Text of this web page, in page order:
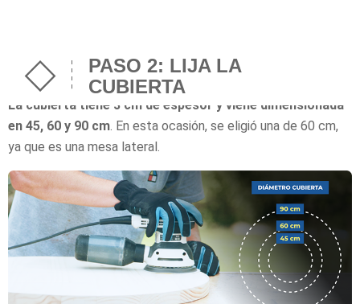
PASO 2: LIJA LA
CUBIERTA
La cubierta tiene 3 cm de espesor y viene dimensionada
en 45, 60 y 90 cm . En esta ocasión, se eligió una de 60 cm,
ya que es una mesa lateral.